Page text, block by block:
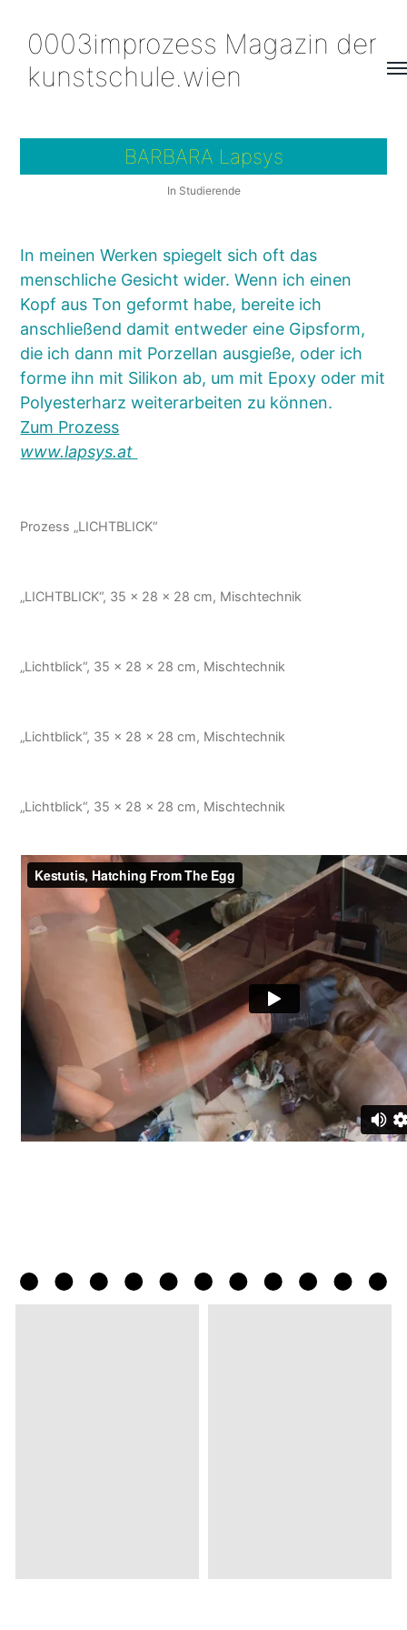
0003improzess Magazin der
kunstschule.wien
BARBARA Lapsys
In Studierende
In meinen Werken spiegelt sich oft das
menschliche Gesicht wider. Wenn ich einen
Kopf aus Ton geformt habe, bereite ich
anschließend damit entweder eine Gipsform,
die ich dann mit Porzellan ausgieße, oder ich
forme ihn mit Silikon ab, um mit Epoxy oder mit
Polyesterharz weiterarbeiten zu können.
Zum Prozess
www.lapsys.at
Prozess „LICHTBLICK“
„LICHTBLICK“, 35 x 28 x 28 cm, Mischtechnik
„Lichtblick“, 35 x 28 x 28 cm, Mischtechnik
„Lichtblick“, 35 x 28 x 28 cm, Mischtechnik
„Lichtblick“, 35 x 28 x 28 cm, Mischtechnik